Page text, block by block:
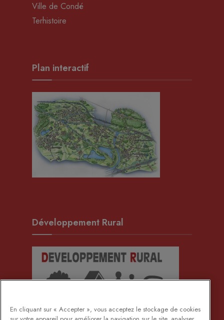
Ville de Condé
Terhistoire
Plan interactif
Développement Rural
En cliquant sur « Accepter », vous acceptez le stockage de cookies